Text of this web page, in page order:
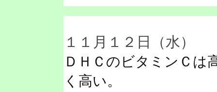
１１月１２日（水）
ＤＨＣのビタミンＣは
く高い。